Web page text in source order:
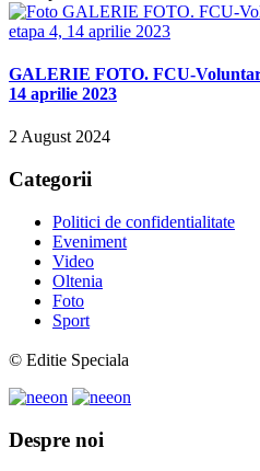
GALERIE FOTO. FCU-
14 aprilie 2023
2 August 2024
Categorii
Politici de confidentialitate
Eveniment
Video
Oltenia
Foto
Sport
© Editie Speciala
Despre noi